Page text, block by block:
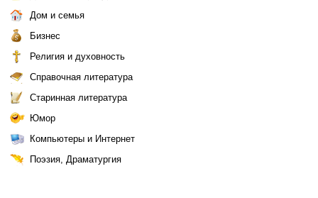
Дом и семья
Бизнес
Религия и духовность
Справочная литература
Старинная литература
Юмор
Компьютеры и Интернет
Поэзия, Драматургия